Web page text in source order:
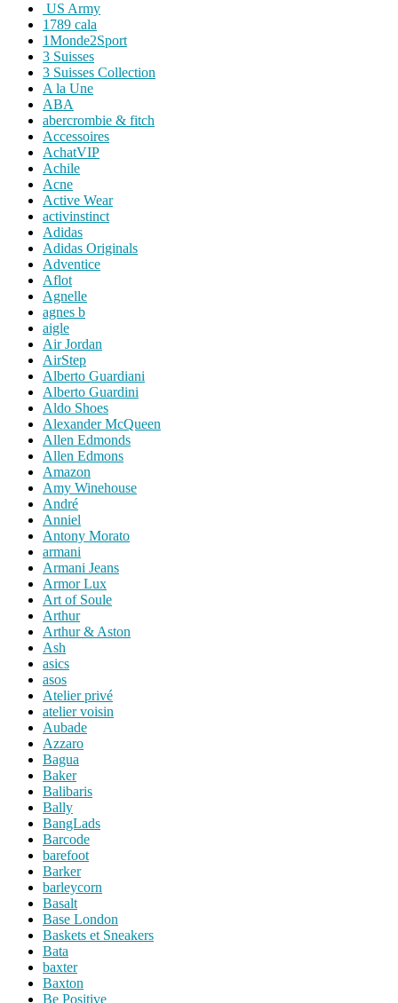
US Army
1789 cala
1Monde2Sport
3 Suisses
3 Suisses Collection
A la Une
ABA
abercrombie & fitch
Accessoires
AchatVIP
Achile
Acne
Active Wear
activinstinct
Adidas
Adidas Originals
Adventice
Aflot
Agnelle
agnes b
aigle
Air Jordan
AirStep
Alberto Guardiani
Alberto Guardini
Aldo Shoes
Alexander McQueen
Allen Edmonds
Allen Edmons
Amazon
Amy Winehouse
André
Anniel
Antony Morato
armani
Armani Jeans
Armor Lux
Art of Soule
Arthur
Arthur & Aston
Ash
asics
asos
Atelier privé
atelier voisin
Aubade
Azzaro
Bagua
Baker
Balibaris
Bally
BangLads
Barcode
barefoot
Barker
barleycorn
Basalt
Base London
Baskets et Sneakers
Bata
baxter
Baxton
Be Positive